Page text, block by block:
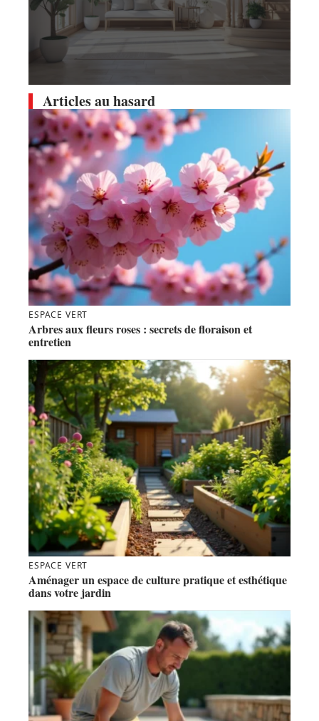
Articles au hasard
ESPACE VERT
Arbres aux fleurs roses : secrets de floraison et
entretien
ESPACE VERT
Aménager un espace de culture pratique et esthétique
dans votre jardin